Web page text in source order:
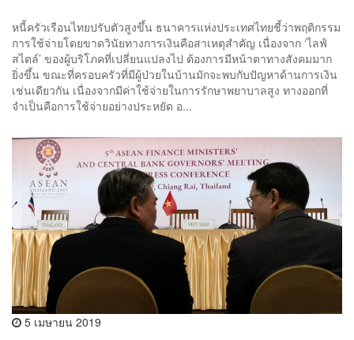
หนี้ครัวเรือนไทยปรับตัวสูงขึ้น ธนาคารแห่งประเทศไทยชี้ว่าพฤติกรรม
การใช้จ่ายโดยขาดวินัยทางการเงินคือสาเหตุสำคัญ เนื่องจาก ‘ไลฟ์
สไตล์’ ของผู้บริโภคที่เปลี่ยนแปลงไป ต้องการมีหน้าตาทางสังคมมาก
ยิ่งขึ้น ขณะที่ครอบครัวที่มีผู้ป่วยในบ้านมักจะพบกับปัญหาด้านการเงิน
เช่นเดียวกัน เนื่องจากมีค่าใช้จ่ายในการรักษาพยาบาลสูง ทางออกที่
จำเป็นคือการใช้จ่ายอย่างประหยัด อ...
5 เมษายน 2019